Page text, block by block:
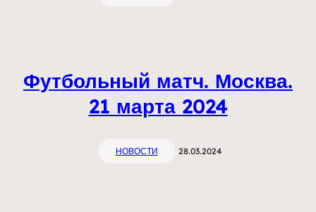
Футбольный матч. Москва.
21 марта 2024
НОВОСТИ 28.03.2024